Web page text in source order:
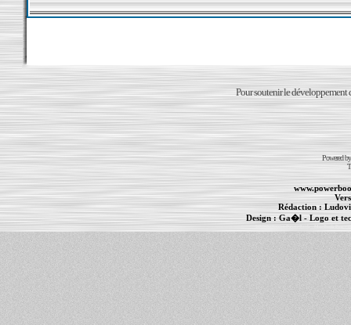
Pour soutenir le développement
Powered
Rédaction :
Design : Ga�l- Logo et